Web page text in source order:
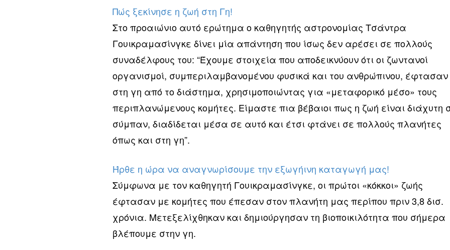
Πώς ξεκίνησε η ζωή στη Γη!
Στο προαιώνιο αυτό ερώτημα ο καθηγητής αστρονομίας Τσάντρα
Γουικραμασίνγκε δίνει μία απάντηση που ίσως δεν αρέσει σε πολλούς
συναδέλφους του: “Έχουμε στοιχεία που αποδεικνύουν ότι οι ζωντανοί
οργανισμοί, συμπεριλαμβανομένου φυσικά και του ανθρώπινου, έφτασαν
στη γη από το διάστημα, χρησιμοποιώντας για «μεταφορικό μέσο» τους
περιπλανώμενους κομήτες. Είμαστε πια βέβαιοι πως η ζωή είναι διάχυτη
σύμπαν, διαδίδεται μέσα σε αυτό και έτσι φτάνει σε πολλούς πλανήτες
όπως και στη γη”.
Ήρθε η ώρα να αναγνωρίσουμε την εξωγήινη καταγωγή μας!
Σύμφωνα με τον καθηγητή Γουικραμασίνγκε, οι πρώτοι «κόκκοι» ζωής
έφτασαν με κομήτες που έπεσαν στον πλανήτη μας περίπου πριν 3,8 δισ.
χρόνια. Μετεξελίχθηκαν και δημιούργησαν τη βιοποικιλότητα που σήμερα
βλέπουμε στην γη.